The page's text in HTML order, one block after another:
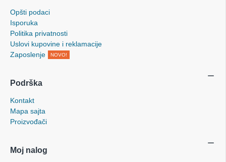
Opšti podaci
Isporuka
Politika privatnosti
Uslovi kupovine i reklamacije
Zaposlenje
NOVO!
Podrška
Kontakt
Mapa sajta
Proizvođači
Moj nalog